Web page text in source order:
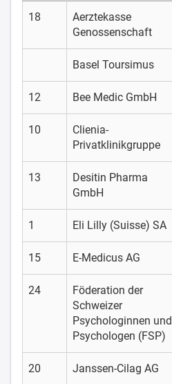
18
Aerztekasse
Genossenschaft
Basel Toursimus
12 Bee Medic GmbH
10
Clienia-
Privatklinikgruppe
13
Desitin Pharma
GmbH
1 Eli Lilly (Suisse) SA
15 E-Medicus AG
24
Föderation der
Schweizer
Psychologinnen und
Psychologen (FSP)
20 Janssen-Cilag AG